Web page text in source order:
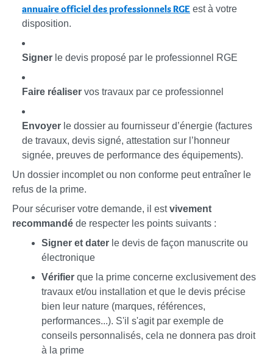
annuaire officiel des professionnels RGE est à votre
disposition.
Signer le devis proposé par le professionnel RGE
Faire réaliser vos travaux par ce professionnel
Envoyer le dossier au fournisseur d’énergie (factures
de travaux, devis signé, attestation sur l’honneur
signée, preuves de performance des équipements).
Un dossier incomplet ou non conforme peut entraîner le
refus de la prime.
Pour sécuriser votre demande, il est vivement
recommandé de respecter les points suivants :
Signer et dater le devis de façon manuscrite ou
électronique
Vérifier que la prime concerne exclusivement des
travaux et/ou installation et que le devis précise
bien leur nature (marques, références,
performances...). S'il s'agit par exemple de
conseils personnalisés, cela ne donnera pas droit
à la prime